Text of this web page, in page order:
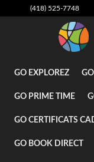
(418) 525-7748
GO EXPLOREZ
GO PRIME TIME
GO CERTIFICATS
GO BOOK DIRECT